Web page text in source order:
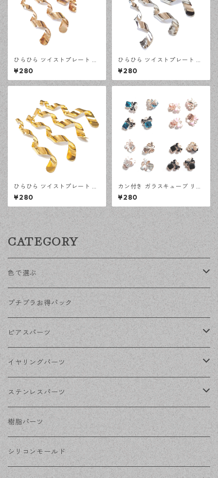
ひらひら ツイストプレート KC
ゴールド 4ピース ひねり カン
付きチャーム ハンドメイド資
材 【en工房】
¥280
ひらひら ツイストプレート シ
ルバー 4ピース ひねり カン付
きチャーム ハンドメイド資材
【en工房】
¥280
ひらひら ツイストプレート ゴ
ールド 4ピース ひねり カン付
きチャーム ハンドメイド資材
【en工房】
¥280
カン付き ガラスキューブ リボ
ン チャーム 全4色 アクセサリ
ーパーツ ハンドメイド資材
【en工房】
¥280
CATEGORY
色で選ぶ
KCゴールド
ゴールド
シルバー
ホワイトシルバー
ステンレス・シルバー
ステンレス・ゴールド
プチプラお得パック
ピアスパーツ
ポストピアス
フックピアス
その他ピアス
イヤリングパーツ
ネジばねイヤリング
クリップイヤリング
ノンホールピアス
ステンレスパーツ
ステンレスピアス
ステンレスイヤリング
樹脂パーツ
シリコンモールド